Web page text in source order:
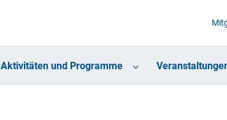
Aktivitäten und Programme